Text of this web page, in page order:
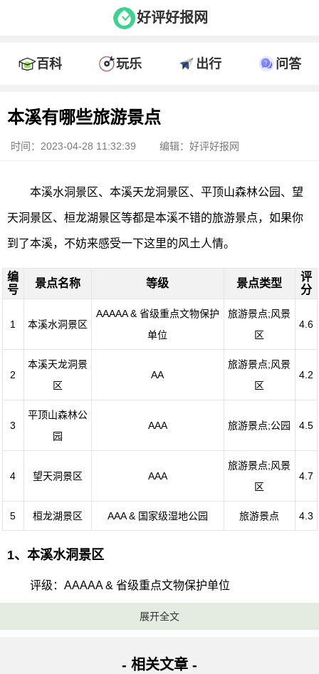
好评好报网
百科 玩乐 出行 问答
本溪有哪些旅游景点
时间：2023-04-28 11:32:39 编辑：好评好报网
本溪水洞景区、本溪天龙洞景区、平顶山森林公园、望
天洞景区、桓龙湖景区等都是本溪不错的旅游景点，如果你
到了本溪，不妨来感受一下这里的风土人情。
编
号
景点名称 等级 景点类型
评
分
1 本溪水洞景区
AAAAA & 省级重点文物保护
单位
旅游景点;风景
区
4.6
2
本溪天龙洞景
区
AA
旅游景点;风景
区
4.2
3
平顶山森林公
园
AAA 旅游景点;公园 4.5
4 望天洞景区 AAA
旅游景点;风景
区
4.7
5 桓龙湖景区 AAA & 国家级湿地公园 旅游景点 4.3
1、本溪水洞景区
评级：AAAAA & 省级重点文物保护单位
地址：本溪市本溪满族自治县谢家崴子村
本溪水洞风景名胜区是世界第一长的地下充水溶洞，位
展开全文
- 相关文章 -